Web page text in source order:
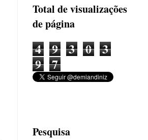
Total de visualizações
de página
4 9 3 0 3
9 7
Pesquisa